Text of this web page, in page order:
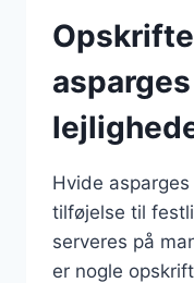
Hvide
tilføjelse til
serveres på
er nogle